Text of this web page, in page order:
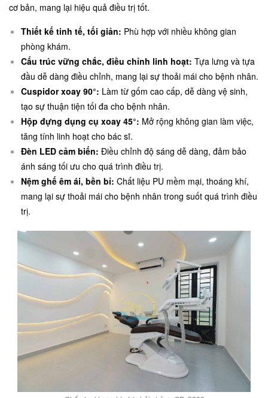
cơ bản, mang lại hiệu quả điều trị tốt.
Thiết kế tinh tế, tối giản: Phù hợp với nhiều không gian
phòng khám.
Cấu trúc vững chắc, điều chỉnh linh hoạt: Tựa lưng và tựa
đầu dễ dàng điều chỉnh, mang lại sự thoải mái cho bệnh nhân.
Cuspidor xoay 90°: Làm từ gốm cao cấp, dễ dàng vệ sinh,
tạo sự thuận tiện tối đa cho bệnh nhân.
Hộp đựng dụng cụ xoay 45°: Mở rộng không gian làm việc,
tăng tính linh hoạt cho bác sĩ.
Đèn LED cảm biến: Điều chỉnh độ sáng dễ dàng, đảm bảo
ánh sáng tối ưu cho quá trình điều trị.
Nệm ghế êm ái, bền bỉ: Chất liệu PU mềm mại, thoáng khí,
mang lại sự thoải mái cho bệnh nhân trong suốt quá trình điều
trị.